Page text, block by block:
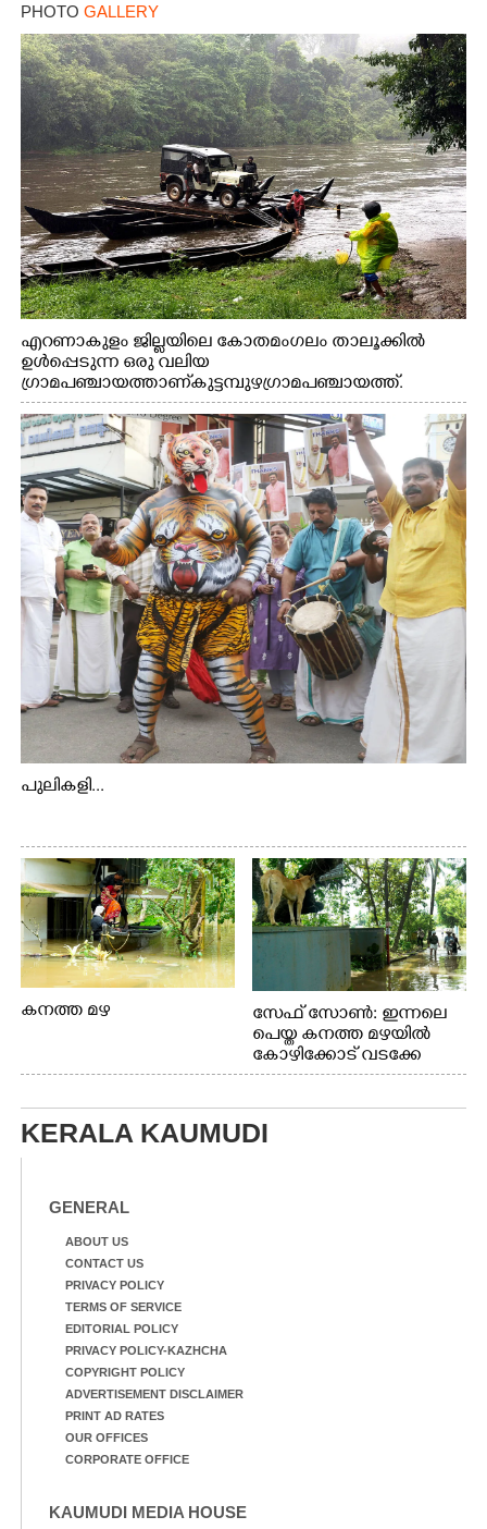
PHOTO GALLERY
എറണാകുളം ജില്ലയിലെ കോതമംഗലം താലൂക്കിൽ
ഉൾപ്പെടുന്ന ഒരു വലിയ
ഗ്രാമപഞ്ചായത്താണ് കുട്ടമ്പുഴ ഗ്രാമ പഞ്ചായത്ത്.
ആദിവാസി ഊരുകളായ വെള്ളാരംകുത്ത്, കത്തിപ്പാറ,
ഉറിയംപെട്ടി, തേക്കല്ല്, വെട്ടിക്കല്ല്, മഞ്ചപ്പാറ എന്നീ ആറു
സ്ഥലങ്ങളിലേക്കുള്ള പ്രധാന സഞ്ചാര മാർഗമാണ് ഈ
കാണുന്ന കടത്ത് വള്ളം
പുലികളി...
കനത്ത മഴ
സേഫ് സോൺ: ഇന്നലെ
പെയ്ത കനത്ത മഴയിൽ
കോഴിക്കോട് വടക്കേ
വയലിൽ വെള്ളം
വെള്ളത്തിലൂടെ
KERALA KAUMUDI
GENERAL
ABOUT US
CONTACT US
PRIVACY POLICY
TERMS OF SERVICE
EDITORIAL POLICY
PRIVACY POLICY-KAZHCHA
COPYRIGHT POLICY
ADVERTISEMENT DISCLAIMER
PRINT AD RATES
OUR OFFICES
CORPORATE OFFICE
KAUMUDI MEDIA HOUSE